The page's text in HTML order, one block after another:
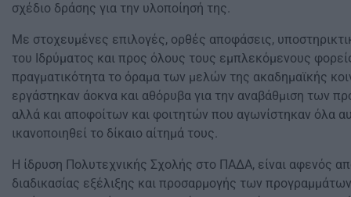
σχέδιο δράσης για την υλοποίησή της.
Με στοχευμένες επιλογές, ορθές αποφάσεις,
του Ιδρύματος και προς όλους τους εμπλεκόμενους
πραγματικότητα το όραμα των μελών της ακαδημαϊκής
εργάστηκαν άοκνα και αθόρυβα για την αναβάθμιση των
αλλά και αποφοίτων και φοιτητών που αγωνίστηκαν όλα
ικανοποιηθεί το δίκαιο αίτημά τους.
Η ίδρυση Πολυτεχνικής Σχολής στο ΠΑΔΑ, είναι αφενός
διαδικασίας εξέλιξης και προσαρμογής των